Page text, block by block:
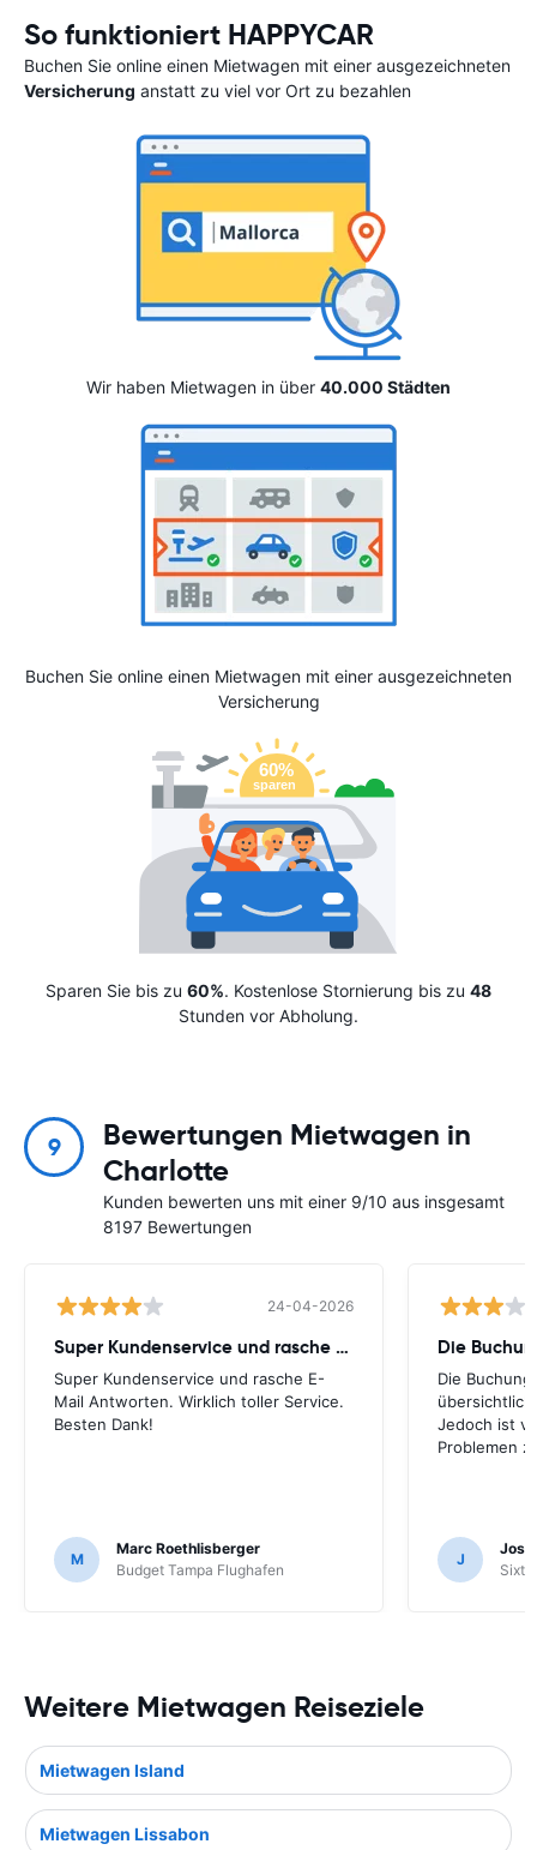
So funktioniert HAPPYCAR
Buchen Sie online einen Mietwagen mit einer ausgezeichneten
Versicherung anstatt zu viel vor Ort zu bezahlen
Wir haben Mietwagen in über 40.000 Städten
Buchen Sie online einen Mietwagen mit einer ausgezeichneten
Versicherung
Sparen Sie bis zu 60%. Kostenlose Stornierung bis zu 48
Stunden vor Abholung.
9
Bewertungen Mietwagen in
Charlotte
Kunden bewerten uns mit einer 9/10 aus insgesamt
8197 Bewertungen
24-04-2026
Super Kundenservice und rasche E-Mail
Super Kundenservice und rasche E-
Mail Antworten. Wirklich toller Service.
Besten Dank!
M
Marc Roethlisberger
Budget Tampa Flughafen
Die
Die
Jedoch ist
Problemen
J
Sixt
Weitere Mietwagen Reiseziele
Mietwagen Island
Mietwagen Lissabon